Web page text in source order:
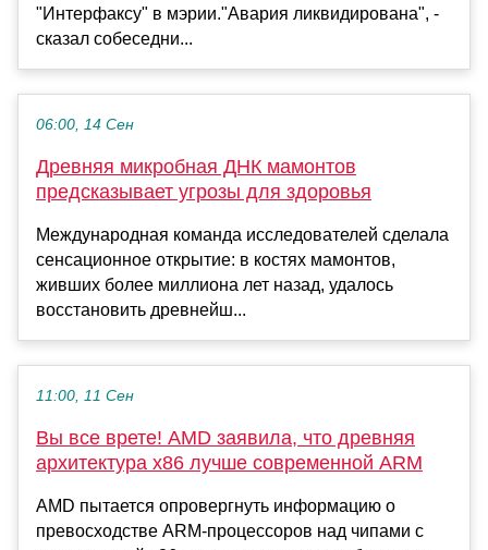
"Интерфаксу" в мэрии."Авария ликвидирована", -
сказал собеседни...
06:00, 14 Сен
Древняя микробная ДНК мамонтов
предсказывает угрозы для здоровья
Международная команда исследователей сделала
сенсационное открытие: в костях мамонтов,
живших более миллиона лет назад, удалось
восстановить древнейш...
11:00, 11 Сен
Вы все врете! AMD заявила, что древняя
архитектура х86 лучше современной ARM
AMD пытается опровергнуть информацию о
превосходстве ARM-процессоров над чипами с